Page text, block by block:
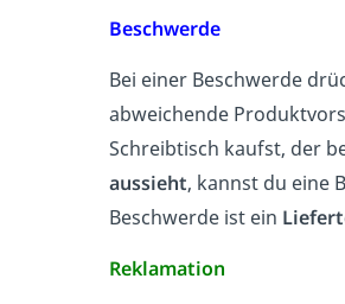
Beschwerde
Bei einer Beschwerde
abweichende
Schreibtisch kaufst, der
aussieht, kannst du eine
Beschwerde ist ein
Reklamation